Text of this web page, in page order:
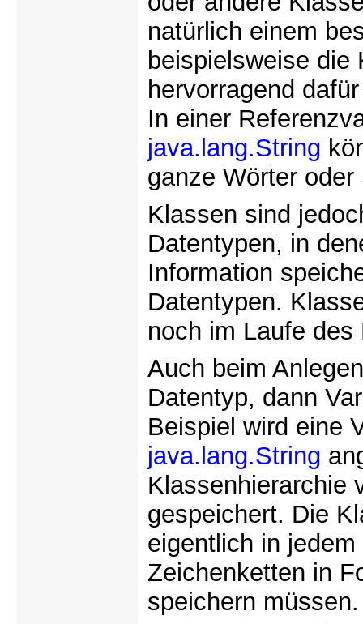
natürlich einem
beispielsweise
hervorragend
In einer
java.lang.String
ganze Wörter
Klassen sind
Datentypen, in
Information
Datentypen.
noch im Laufe
Auch beim
Datentyp, dann
Beispiel wird eine
java.lang.String
Klassenhierarchie
gespeichert. Die
eigentlich in
Zeichenketten in
speichern müssen.